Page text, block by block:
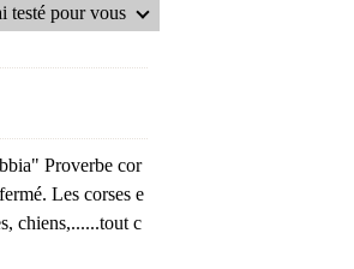
testé pour vous
Proverbe cor
Les corses e
chiens,......tout c